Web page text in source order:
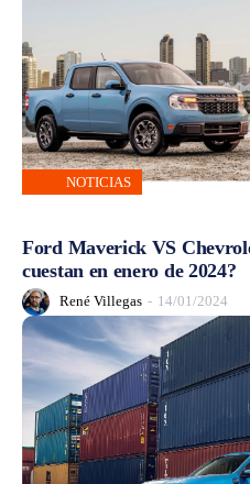
NOTICIAS
Ford Maverick VS
cuestan en enero de 2024?
René Villegas - 14/01/2024